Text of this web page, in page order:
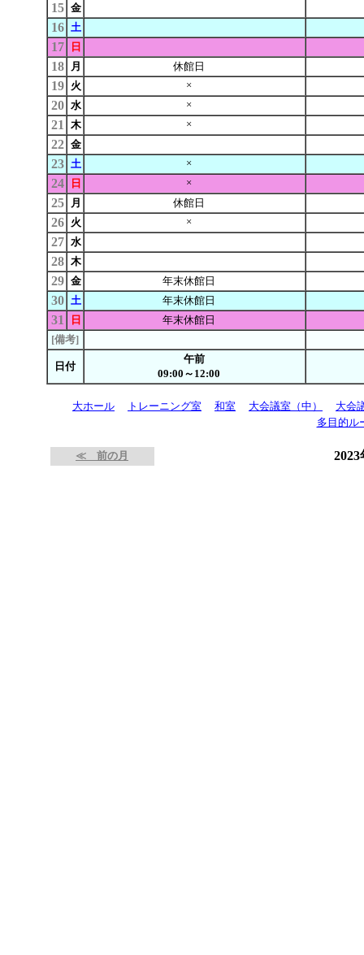
15 金
16 土
17 日
18 月 休館日
19 火 ×
20 水 ×
21 木 ×
22 金
23 土 ×
24 日 ×
25 月 休館日
26 火 ×
27 水
28 木
29 金 年末休館日
30 土 年末休館日
31 日
年末休館日
[備考]
日付
午前
09:00～12:00
大ホール トレーニング室 和室 大会議室（中）
大会
多目的ル
≪ 前の月